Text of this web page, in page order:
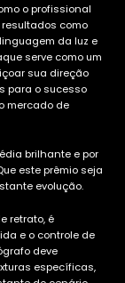
o profissional
como
da luz e
serve como um
sua direção
para o sucesso
mercado de
brilhante e por
este prêmio seja
evolução.
retrato, é
e o controle de
deve
específicas,